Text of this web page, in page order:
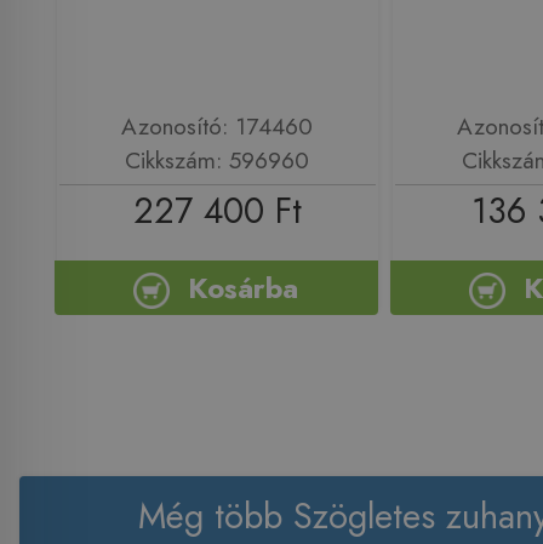
Azonosító: 174460
Cikkszám: 596960
227 400 Ft
Kosárba
136
Még több Szögletes